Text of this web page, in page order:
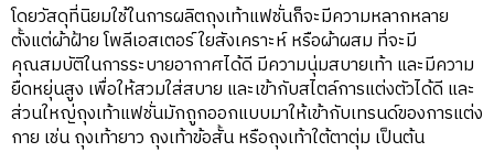
โดยวัสดุที่นิยมใช้ในการผลิตถุงเท้าแฟชั่นก็จะมีความหลากหลาย
ตั้งแต่ผ้าฝ้าย โพลีเอสเตอร์ ใยสังเคราะห์ หรือผ้าผสม ที่จะมี
คุณสมบัติในการระบายอากาศได้ดี มีความนุ่มสบายเท้า และมีความ
ยืดหยุ่นสูง เพื่อให้สวมใส่สบาย และเข้ากับสไตล์การแต่งตัวได้ดี และ
ส่วนใหญ่ถุงเท้าแฟชั่นมักถูกออกแบบมาให้เข้ากับเทรนด์ของการแต่ง
กาย เช่น ถุงเท้ายาว ถุงเท้าข้อสั้น หรือถุงเท้าใต้ตาตุ่ม เป็นต้น